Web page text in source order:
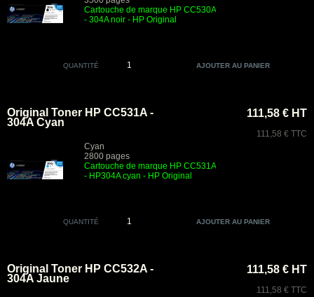
Cartouche de marque HP CC530A
- 304A noir - HP Original
QUANTITÉ
Original Toner HP CC531A -
304A Cyan
Cyan
2800 pages
Cartouche de marque HP CC531A
- HP304A cyan - HP Original
111,58 € HT
111,58 € TTC
QUANTITÉ
Original Toner HP CC532A -
304A Jaune
111,58 € HT
111,58 € TTC